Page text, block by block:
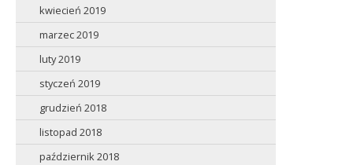
kwiecień 2019
marzec 2019
luty 2019
styczeń 2019
grudzień 2018
listopad 2018
październik 2018